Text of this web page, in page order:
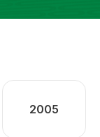
2005